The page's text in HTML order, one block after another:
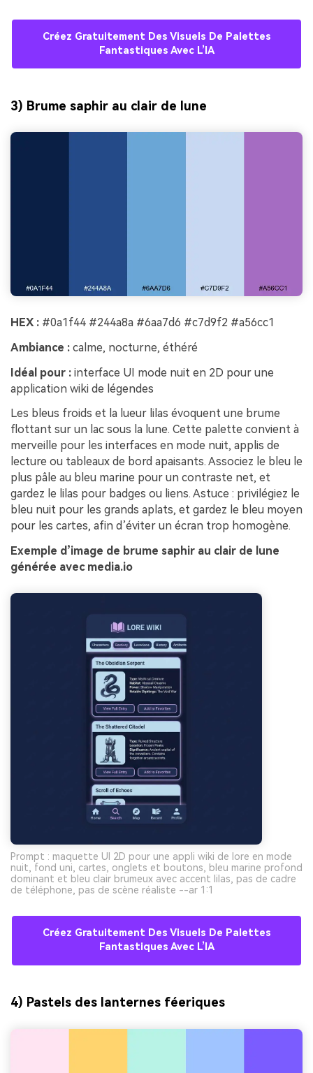
Créez Gratuitement Des Visuels De Palettes
Fantastiques Avec L’IA
3) Brume saphir au clair de lune
HEX : #0a1f44 #244a8a #6aa7d6 #c7d9f2 #a56cc1
Ambiance : calme, nocturne, éthéré
Idéal pour : interface UI mode nuit en 2D pour une
application wiki de légendes
Les bleus froids et la lueur lilas évoquent une brume
flottant sur un lac sous la lune. Cette palette convient à
merveille pour les interfaces en mode nuit, applis de
lecture ou tableaux de bord apaisants. Associez le bleu le
plus pâle au bleu marine pour un contraste net, et
gardez le lilas pour badges ou liens. Astuce : privilégiez le
bleu nuit pour les grands aplats, et gardez le bleu moyen
pour les cartes, afin d’éviter un écran trop homogène.
Exemple d’image de brume saphir au clair de lune
générée avec media.io
Prompt : maquette UI 2D pour une appli wiki de lore en mode
nuit, fond uni, cartes, onglets et boutons, bleu marine profond
dominant et bleu clair brumeux avec accent lilas, pas de cadre
de téléphone, pas de scène réaliste --ar 1:1
Créez Gratuitement Des Visuels De Palettes
Fantastiques Avec L’IA
4) Pastels des lanternes féeriques